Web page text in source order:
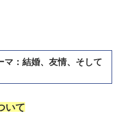
マ：結婚、友情、そして
いて